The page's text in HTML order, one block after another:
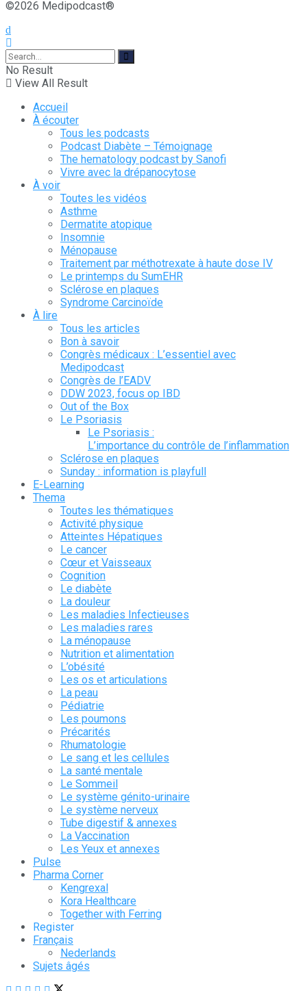
©2026 Medipodcast®
No Result
View All Result
Accueil
À écouter
Tous les podcasts
Podcast Diabète – Témoignage
The hematology podcast by Sanofi
Vivre avec la drépanocytose
À voir
Toutes les vidéos
Asthme
Dermatite atopique
Insomnie
Ménopause
Traitement par méthotrexate à haute dose IV
Le printemps du SumEHR
Sclérose en plaques
Syndrome Carcinoïde
À lire
Tous les articles
Bon à savoir
Congrès médicaux : L’essentiel avec
Medipodcast
Congrès de l’EADV
DDW 2023, focus op IBD
Out of the Box
Le Psoriasis
Le Psoriasis :
L’importance du contrôle de l’inflammation
Sclérose en plaques
Sunday : information is playfull
E-Learning
Thema
Toutes les thématiques
Activité physique
Atteintes Hépatiques
Le cancer
Cœur et Vaisseaux
Cognition
Le diabète
La douleur
Les maladies Infectieuses
Les maladies rares
La ménopause
Nutrition et alimentation
L’obésité
Les os et articulations
La peau
Pédiatrie
Les poumons
Précarités
Rhumatologie
Le sang et les cellules
La santé mentale
Le Sommeil
Le système génito-urinaire
Le système nerveux
Tube digestif & annexes
La Vaccination
Les Yeux et annexes
Pulse
Pharma Corner
Kengrexal
Kora Healthcare
Together with Ferring
Register
Français
Nederlands
Sujets âgés